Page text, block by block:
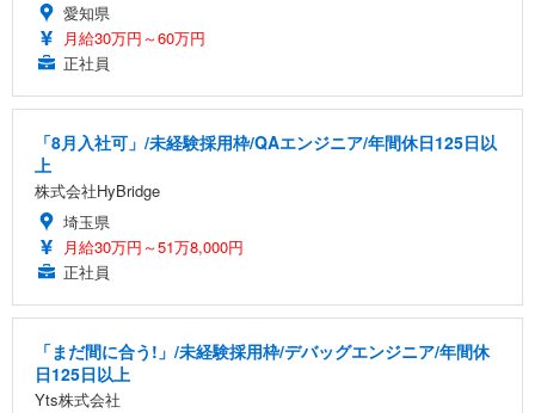
愛知県
月給30万円～60万円
正社員
「8月入社可」/未経験採用枠/QAエンジニア/年間休日125日以
上
株式会社HyBridge
埼玉県
月給30万円～51万8,000円
正社員
「まだ間に合う!」/未経験採用枠/デバッグエンジニア/年間休
日125日以上
Yts株式会社